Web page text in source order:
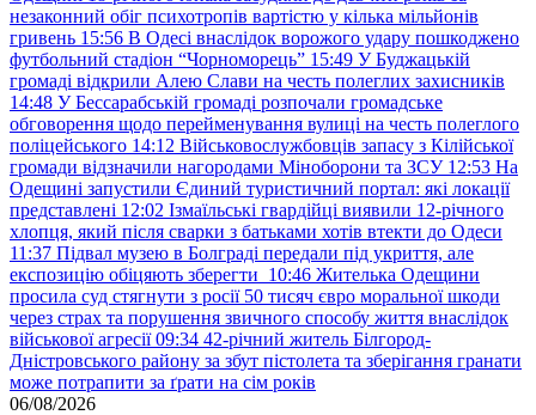
незаконний обіг психотропів вартістю у кілька мільйонів
гривень 15:56 В Одесі внаслідок ворожого удару пошкоджено
футбольний стадіон “Чорноморець” 15:49 У Буджацькій
громаді відкрили Алею Слави на честь полеглих захисників
14:48 У Бессарабській громаді розпочали громадське
обговорення щодо перейменування вулиці на честь полеглого
поліцейського 14:12 Військовослужбовців запасу з Кілійської
громади відзначили нагородами Міноборони та ЗСУ 12:53 На
Одещині запустили Єдиний туристичний портал: які локації
представлені 12:02 Ізмаїльські гвардійці виявили 12-річного
хлопця, який після сварки з батьками хотів втекти до Одеси
11:37 Підвал музею в Болграді передали під укриття, але
експозицію обіцяють зберегти 10:46 Жителька Одещини
просила суд стягнути з росії 50 тисяч євро моральної шкоди
через страх та порушення звичного способу життя внаслідок
військової агресії 09:34 42-річний житель Білгород-
Дністровського району за збут пістолета та зберігання гранати
може потрапити за ґрати на сім років
06/08/2026